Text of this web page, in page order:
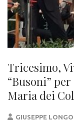
Tricesimo,
“Busoni”
Maria dei
GIUSEPPE LONGO